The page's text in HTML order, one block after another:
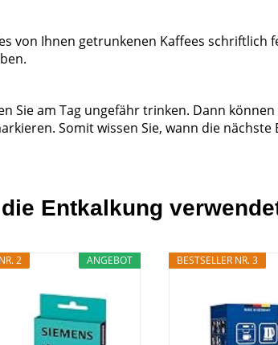
von Ihnen getrunkenen Kaffees schriftlich
Sie am Tag ungefähr trinken. Dann können
Somit wissen Sie, wann die nächste
Entkalkung
ANGEBOT
2 BESTSELLER NR. 3